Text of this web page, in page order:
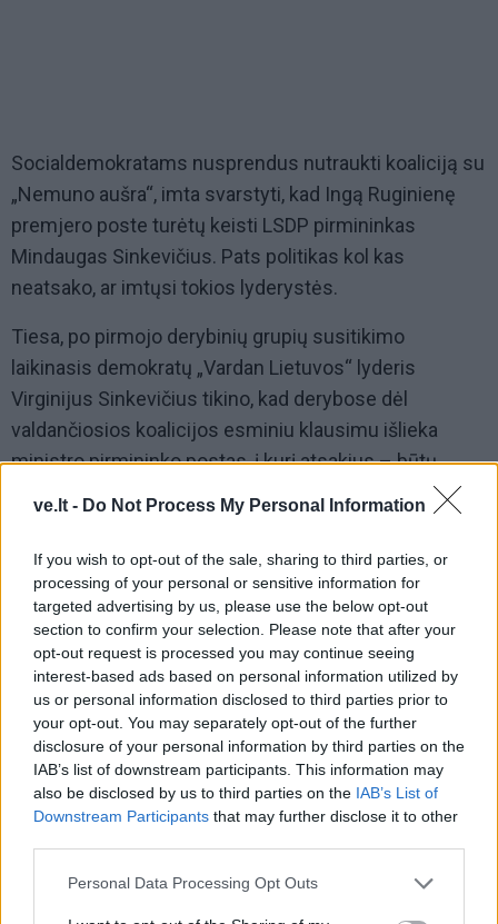
ve.lt - Do Not Process My Personal Information
If you wish to opt-out of the sale, sharing to third parties, or
processing of your personal or sensitive information for
targeted advertising by us, please use the below opt-out
section to confirm your selection. Please note that after your
opt-out request is processed you may continue seeing
interest-based ads based on personal information utilized by
us or personal information disclosed to third parties prior to
your opt-out. You may separately opt-out of the further
disclosure of your personal information by third parties on the
IAB’s list of downstream participants. This information may
also be disclosed by us to third parties on the IAB’s List of
Downstream Participants that may further disclose it to other
Personal Data Processing Opt Outs
Socialdemokratams nusprendus nutraukti koaliciją su
„Nemuno aušra“, imta svarstyti, kad Ingą Ruginienę
premjero poste turėtų keisti LSDP pirmininkas
Mindaugas Sinkevičius. Pats politikas kol kas
neatsako, ar imtųsi tokios lyderystės.
Tiesa, po pirmojo derybinių grupių susitikimo
laikinasis demokratų „Vardan Lietuvos“ lyderis
Virginijus Sinkevičius tikino, kad derybose dėl
valdančiosios koalicijos esminiu klausimu išlieka
ministro pirmininko postas, į kurį atsakius – būtų
galima aiškiai išsidalinti ministerijas.
80 atstovų. Jei būtų sudaryta nauja koalicija, ji turėtų
šiek tiek mažiau – 75 balsus.
Į Klaipėdą iš emigracijos Jūros šventę anksčiau